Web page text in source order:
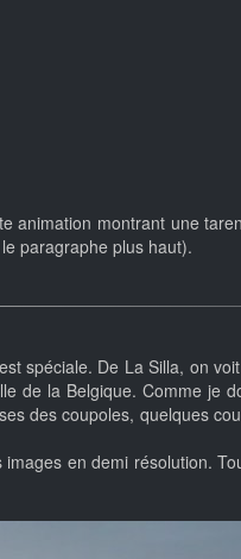
animation montrant une
paragraphe plus haut).
spéciale. De La Silla, on
de la Belgique. Comme je
des coupoles, quelques
en demi résolution.